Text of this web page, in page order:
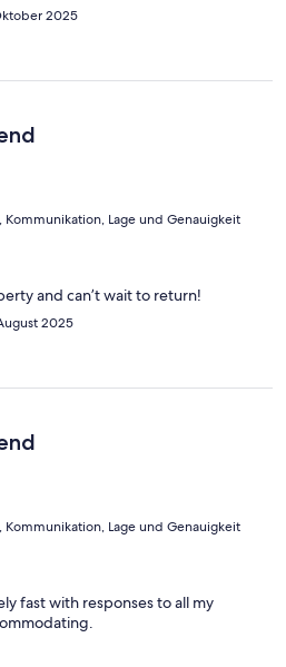
2025
Lage und Genauigkeit
and can’t wait to return!
2025
Lage und Genauigkeit
fast with responses to all my